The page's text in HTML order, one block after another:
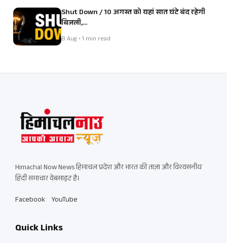
Shut Down / 10 अगस्त को यहां सात घंटे बंद रहेगी
बिजली,…
8 Aug • 1 min read
Himachal Now News हिमाचल प्रदेश और भारत की ताज़ा और विश्वसनीय
हिंदी समाचार वेबसाइट है।
Facebook YouTube
Quick Links